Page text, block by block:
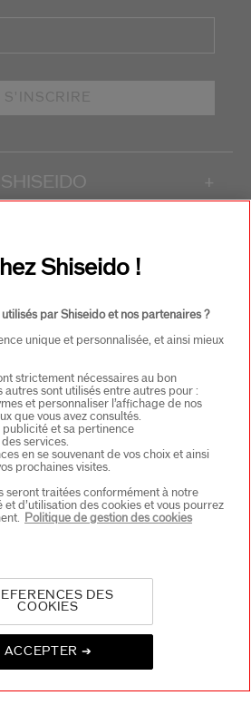
S'INSCRIRE
+
LE PAYS
SEINE
Shiseido !
par Shiseido et nos partenaires ?
unique et personnalisée, et ainsi mieux
strictement nécessaires au bon
sont utilisés entre autres pour :
et personnaliser l’affichage de nos
que vous avez consultés.
publicité et sa pertinence
services.
en se souvenant de vos choix et ainsi
prochaines visites.
seront traitées conformément à notre
d’utilisation des cookies et vous pourrez
Politique de gestion des cookies
ACCEPTER ➔
DES
COOKIES